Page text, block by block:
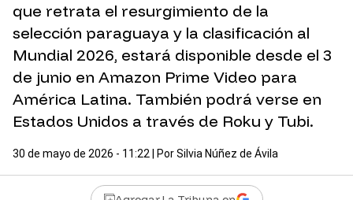
que retrata el resurgimiento de la
selección paraguaya y la clasificación al
Mundial 2026, estará disponible desde el 3
de junio en Amazon Prime Video para
América Latina. También podrá verse en
Estados Unidos a través de Roku y Tubi.
30 de mayo de 2026 - 11:22 | PorSilvia Núñez de Ávila